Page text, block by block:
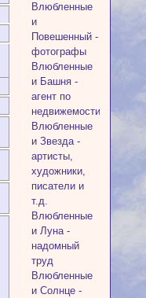
Влюбленные
и
Повешенный -
фотографы
Влюбленные
и Башня -
агент по
недвижемости
Влюбленные
и Звезда -
артисты,
художники,
писатели и
т.д.
Влюбленные
и Луна -
надомный
труд
Влюбленные
и Солнце -